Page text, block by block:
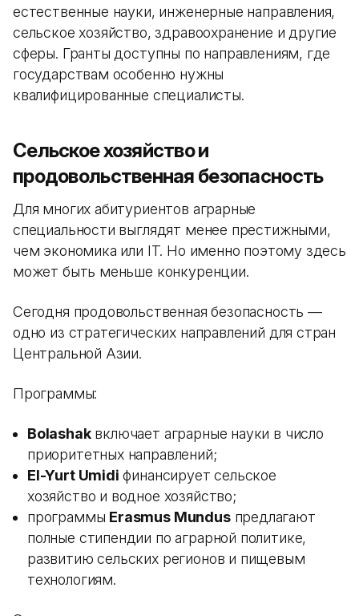
естественные науки, инженерные направления,
сельское хозяйство, здравоохранение и другие
сферы. Гранты доступны по направлениям, где
государствам особенно нужны
квалифицированные специалисты.
Сельское хозяйство и
продовольственная безопасность
Для многих абитуриентов аграрные
специальности выглядят менее престижными,
чем экономика или IT. Но именно поэтому здесь
может быть меньше конкуренции.
Сегодня продовольственная безопасность —
одно из стратегических направлений для стран
Центральной Азии.
Программы:
Bolashakвключает аграрные науки в число
приоритетных направлений;
El-Yurt Umidi финансирует сельское
хозяйство и водное хозяйство;
программы Erasmus Mundusпредлагают
полные стипендии по аграрной политике,
развитию сельских регионов и пищевым
технологиям.